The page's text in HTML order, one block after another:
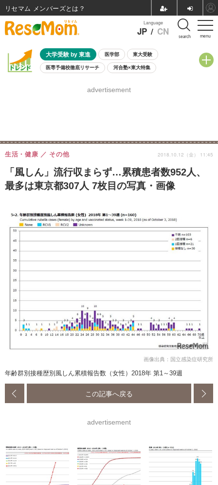
menu
Language
JP / CN search
大学受験 by 東進 医学部 東大受験
医専予備校徹底リサーチ 河合塾×東大特集
8月開催学校説明会・相談会
advertisement
「風しん」流行収まらず…累積患者数952人、
最多は東京都307人 7枚目の写真・画像
生活・健康 その他 2018.10.12（金） 11:45
画像出典：国立感染症研究所
年齢群別接種歴別風しん累積報告数（女性）2018年 第1～39週
この記事へ戻る
advertisement
リセマム メンバーズ